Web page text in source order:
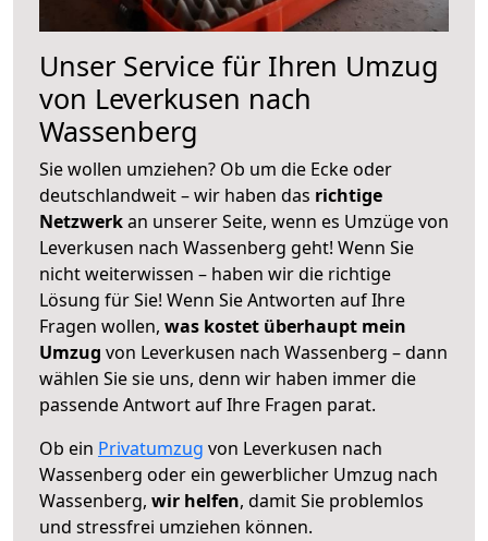
Unser Service für Ihren Umzug
von Leverkusen nach
Wassenberg
Sie wollen umziehen? Ob um die Ecke oder
deutschlandweit – wir haben das richtige
Netzwerkan unserer Seite, wenn es Umzüge von
Leverkusen nach Wassenberg geht! Wenn Sie
nicht weiterwissen – haben wir die richtige
Lösung für Sie! Wenn Sie Antworten auf Ihre
Fragen wollen, was kostet überhaupt mein
Umzug von Leverkusen nach Wassenberg – dann
wählen Sie sie uns, denn wir haben immer die
passende Antwort auf Ihre Fragen parat.
Ob ein Privatumzug von Leverkusen nach
Wassenberg oder ein gewerblicher Umzug nach
Wassenberg, wir helfen, damit Sie problemlos
und stressfrei umziehen können.